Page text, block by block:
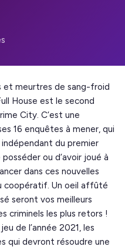
et meurtres de sang-froid
House est le second
City. C‘est une
16 enquêtes à mener, qui
du premier
ou d‘avoir joué à
dans ces nouvelles
coopératif. Un oeil affûté
seront vos meilleurs
criminels les plus retors !
de l’année 2021, les
qui devront résoudre une